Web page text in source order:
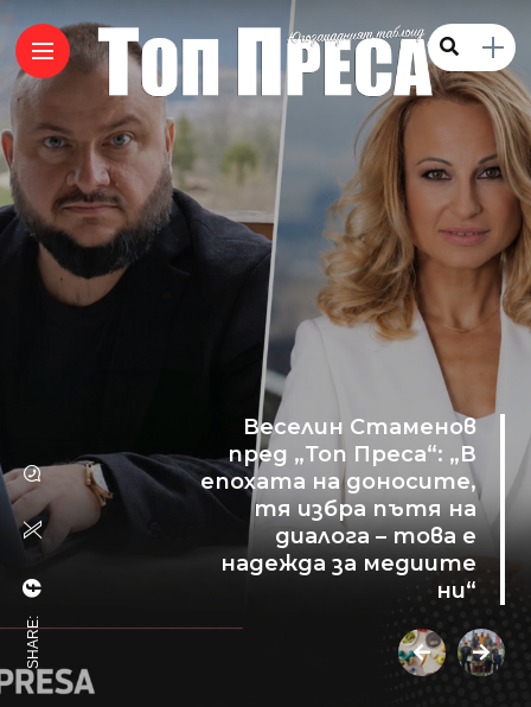
Веселин Стаменов
пред „Топ Преса“: „В
епохата на доносите,
тя избра пътя на
диалога – това е
надежда за медиите
ни“
SHARE: